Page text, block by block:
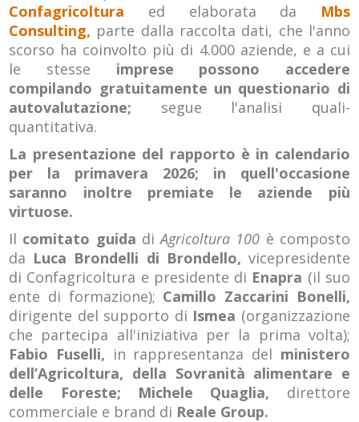
Confagricoltura ed elaborata da Mbs
Consulting, parte dalla raccolta dati, che l'anno
scorso ha coinvolto più di 4.000 aziende, e a cui
le stesse imprese possono accedere
compilando gratuitamente un questionario di
autovalutazione; segue l'analisi quali-
quantitativa.
La presentazione del rapporto è in calendario
per la primavera 2026; in quell'occasione
saranno inoltre premiate le aziende più
virtuose.
Il comitato guida diAgricoltura 100 è composto
da Luca Brondelli di Brondello, vicepresidente
di Confagricoltura e presidente di Enapra (il suo
ente di formazione); Camillo Zaccarini Bonelli,
dirigente del supporto di Ismea (organizzazione
che partecipa all'iniziativa per la prima volta);
Fabio Fuselli, in rappresentanza del ministero
dell’Agricoltura, della Sovranità alimentare e
delle Foreste; Michele Quaglia, direttore
commerciale e brand di Reale Group.